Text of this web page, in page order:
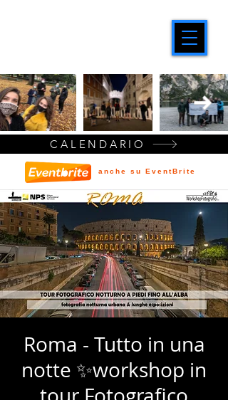
Roma - Tutto in una
notte ✨workshop in
CALENDARIO
anche su EventBrite